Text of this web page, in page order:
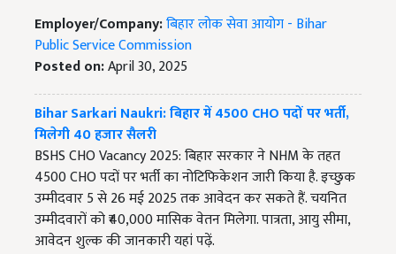
Employer/Company:बिहार लोक सेवा आयोग - Bihar
Public Service Commission
Posted on:April 30, 2025
Bihar Sarkari Naukri: बिहार में 4500 CHO पदों पर भर्ती,
मिलेगी 40 हजार सैलरी
BSHS CHO Vacancy 2025: बिहार सरकार ने NHM के तहत
4500 CHO पदों पर भर्ती का नोटिफिकेशन जारी किया है. इच्छुक
उम्मीदवार 5 से 26 मई 2025 तक आवेदन कर सकते हैं. चयनित
उम्मीदवारों को ₹40,000 मासिक वेतन मिलेगा. पात्रता, आयु सीमा,
आवेदन शुल्क की जानकारी यहां पढ़ें.